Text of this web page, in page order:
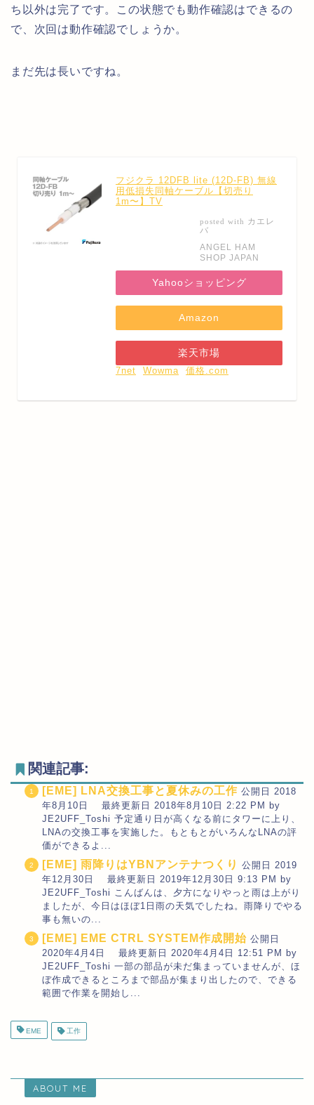
ち以外は完了です。この状態でも動作確認はできるの
で、次回は動作確認でしょうか。
まだ先は長いですね。
フジクラ 12DFB lite (12D-FB) 無線
用低損失同軸ケーブル【切売り
1m〜】TV
posted with カエレ
バ
ANGEL HAM
SHOP JAPAN
Yahooショッピング
Amazon
楽天市場
7net
Wowma 価格.com
関連記事:
[EME] LNA交換工事と夏休みの工作 公開日 2018
年8月10日 最終更新日 2018年8月10日 2:22 PM by
JE2UFF_Toshi 予定通り日が高くなる前にタワーに上り、
LNAの交換工事を実施した。もともとがいろんなLNAの評
価ができるよ...
[EME] 雨降りはYBNアンテナつくり 公開日 2019
年12月30日 最終更新日 2019年12月30日 9:13 PM by
JE2UFF_Toshi こんばんは、夕方になりやっと雨は上がり
ましたが、今日はほぼ1日雨の天気でしたね。雨降りでやる
事も無いの...
[EME] EME CTRL SYSTEM作成開始 公開日
2020年4月4日 最終更新日 2020年4月4日 12:51 PM by
JE2UFF_Toshi 一部の部品が未だ集まっていませんが、ほ
ぼ作成できるところまで部品が集まり出したので、できる
範囲で作業を開始し...
EME 工作
ABOUT ME